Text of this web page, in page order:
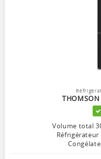
Volume total